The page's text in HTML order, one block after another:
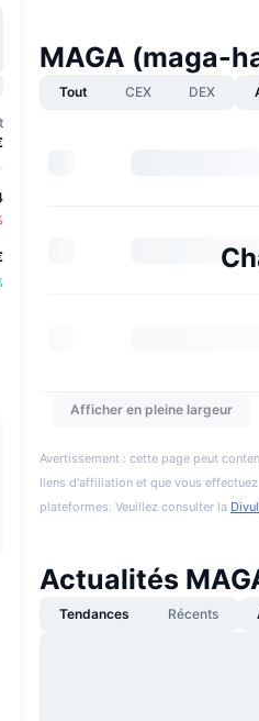
MAGA (maga-
Tout CEX DEX
Afficher en pleine largeur
Avertissement : cette page peut
liens d'affiliation et que vous
plateformes. Veuillez consulter la
Actualités
Tendances Récents